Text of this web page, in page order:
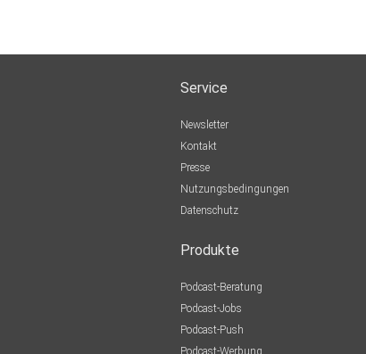
Service
Newsletter
Kontakt
Presse
Nutzungsbedingungen
Datenschutz
Produkte
Podcast-Beratung
Podcast-Jobs
Podcast-Push
Podcast-Werbung